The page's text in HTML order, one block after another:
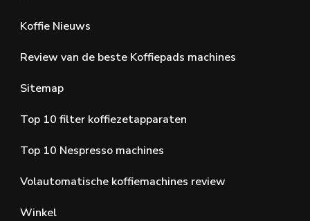
Koffie Nieuws
Review van de beste Koffiepads machines
Sitemap
Top 10 filter koffiezetapparaten
Top 10 Nespresso machines
Volautomatische koffiemachines review
Winkel